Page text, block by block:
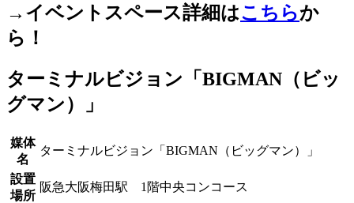
→イベントスペース詳細はこちらか
ら！
ターミナルビジョン「BIGMAN（ビッ
グマン）」
媒体
名
ターミナルビジョン「BIGMAN（ビッグマン）」
設置
場所
阪急大阪梅田駅 1階中央コンコース